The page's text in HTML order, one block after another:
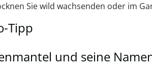
Sie wild wachsenden oder im
Tipp
und seine